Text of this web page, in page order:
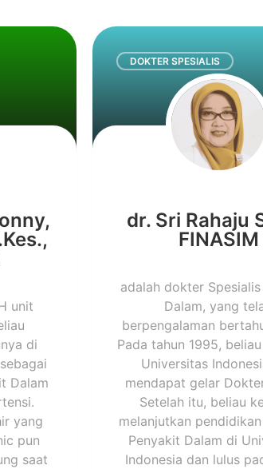
unit
di
Dalam
yang
pun
saat
DOKTER SPESIALIS
dr. Sri Rahaju
FINASIM
adalah dokter
Dalam, yang
berpengalaman
Pada tahun 1995,
Universitas
mendapat gelar
Setelah itu, beliau
melanjutkan
Penyakit Dalam di
Indonesia dan lulus